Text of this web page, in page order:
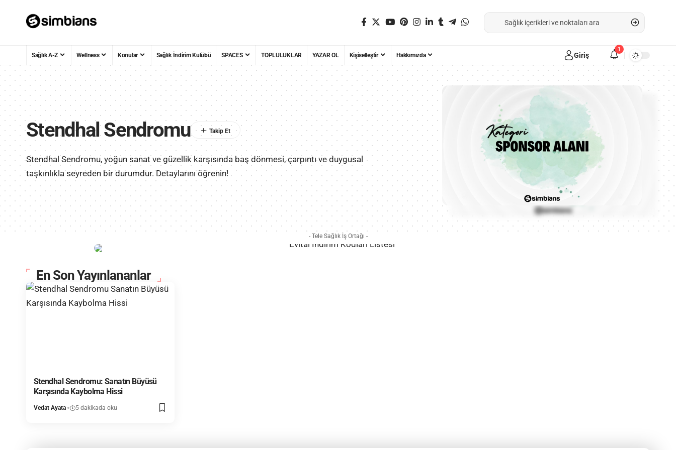
Sağlık A-Z Wellness Konular Sağlık İndirim Kulübü SPACES TOPLULUKLAR YAZAR OL Kişiselleştir Hakkımızda Giriş
1
Stendhal Sendromu
Stendhal Sendromu, yoğun sanat ve güzellik karşısında baş dönmesi, çarpıntı ve duygusal
taşkınlıkla seyreden bir durumdur. Detaylarını öğrenin!
- Tele Sağlık İş Ortağı -
En Son Yayınlananlar
Stendhal Sendromu: Sanatın Büyüsü
Karşısında Kaybolma Hissi
Vedat Ayata 5 dakikada oku